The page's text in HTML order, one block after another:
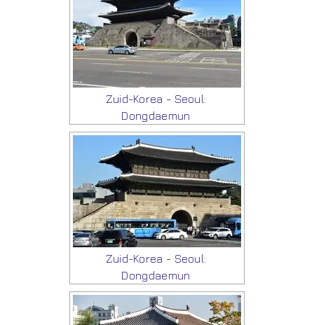
Zuid-Korea - Seoul:
Dongdaemun
Zuid-Korea - Seoul:
Dongdaemun